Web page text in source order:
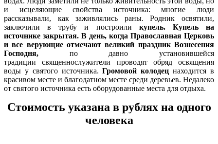
и исцеляющие свойства источника: многие люди
рассказывали, как заживлялись раны.Родник освятили,
заключили в трубу и построили купель. Купель на
источнике закрытая. В день, когда Православная Церковь
и все верующие отмечают великий праздник Вознесения
Господня, по давно установившейся
традициисвященнослужители проводят обряд освящения
воды у святого источника.Громовой колодец находится в
красивом месте и благодатном месте среди деревьев. Недалеко
от святого источника есть оборудованные места для отдыха.
Стоимость указана в рублях на одного
человека